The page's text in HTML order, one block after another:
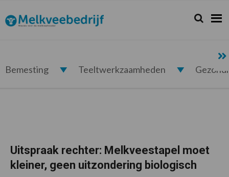
de
hoofdnavigatie
de
hoofd
de
eerste
de
voettekst
Melkveebedrijf.nl Zoeken...
Zoek
Bemesting Teeltwerkzaamheden
Uitspraak rechter: Melkveestapel moet
kleiner, geen uitzondering biologisch